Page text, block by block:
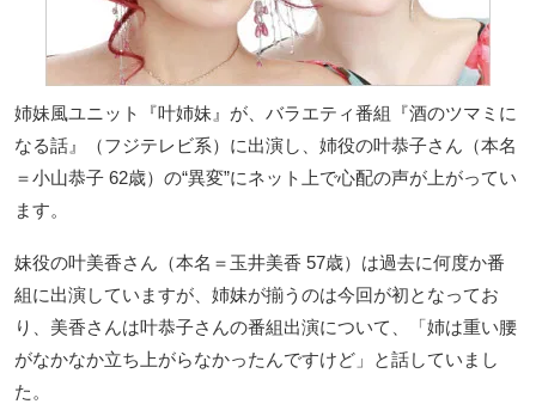
姉妹風ユニット『叶姉妹』が、バラエティ番組『酒のツマミに
なる話』（フジテレビ系）に出演し、姉役の叶恭子さん（本名
＝小山恭子 62歳）の“異変”にネット上で心配の声が上がってい
ます。
妹役の叶美香さん（本名＝玉井美香 57歳）は過去に何度か番
組に出演していますが、姉妹が揃うのは今回が初となってお
り、美香さんは叶恭子さんの番組出演について、「姉は重い腰
がなかなか立ち上がらなかったんですけど」と話していまし
た。